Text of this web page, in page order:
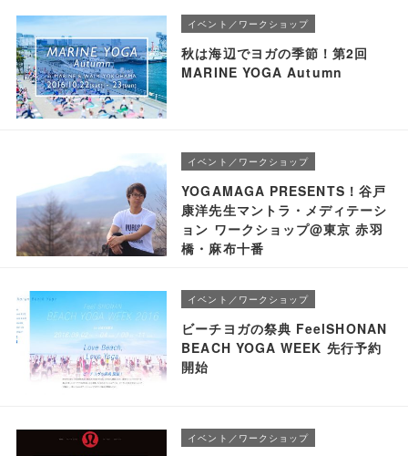
イベント／ワークショップ
秋は海辺でヨガの季節！第2回
MARINE YOGA Autumn
イベント／ワークショップ
YOGAMAGA PRESENTS！谷戸
康洋先生マントラ・メディテーシ
ョン ワークショップ@東京 赤羽
橋・麻布十番
イベント／ワークショップ
ビーチヨガの祭典 FeelSHONAN
BEACH YOGA WEEK 先行予約
開始
イベント／ワークショップ